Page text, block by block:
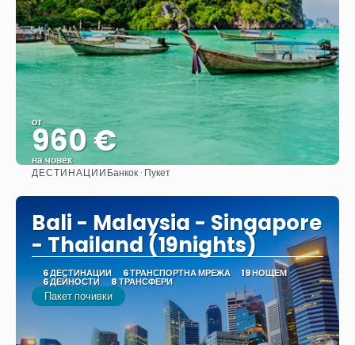
от
960 €
на човек
Вижте
ДЕСТИНАЦИИБанкок · Пукет
Bali - Malaysia - Singapore
- Thailand (19nights)
6 ДЕСТИНАЦИИ 6 ТРАНСПОРТНА МРЕЖА 19 НОЩЕМ
6 ДЕЙНОСТИ 8 ТРАНСФЕРИ
Пакет почивки